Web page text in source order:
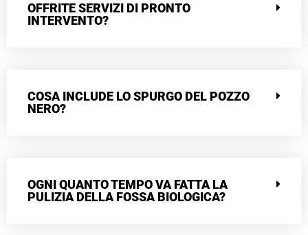
OFFRITE SERVIZI DI PRONTO
INTERVENTO?
COSA INCLUDE LO SPURGO DEL POZZO
NERO?
OGNI QUANTO TEMPO VA FATTA LA
PULIZIA DELLA FOSSA BIOLOGICA?